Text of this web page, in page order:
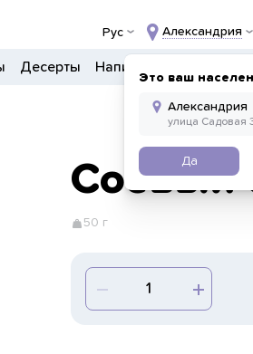
Рус Александрия
Это ваш
Да
Десерты Напитки
Соевый
50 г